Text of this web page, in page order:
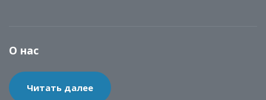
О нас
Читать далее